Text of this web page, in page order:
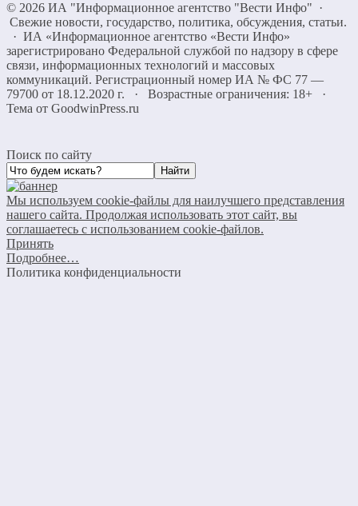
© 2026 ИА "Информационное агентство "Вести Инфо" ·
Свежие новости, государство, политика, обсуждения, статьи.
· ИА «Информационное агентство «Вести Инфо»
зарегистрировано Федеральной службой по надзору в сфере
связи, информационных технологий и массовых
коммуникаций. Регистрационный номер ИА № ФС 77 —
79700 от 18.12.2020 г. · Возрастные ограничения: 18+
·
Тема от GoodwinPress.ru
Поиск по сайту
Мы используем cookie-файлы для наилучшего представления
нашего сайта. Продолжая использовать этот сайт, вы
соглашаетесь с использованием cookie-файлов.
Принять
Подробнее…
Политика конфиденциальности